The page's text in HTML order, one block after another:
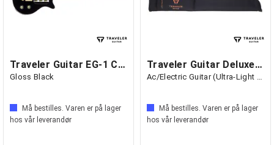
Traveler Guitar EG-1 Custom V2
Gloss Black
Må bestilles. Varen er på lager
hos vår leverandør
Traveler Guitar Deluxe Gig Bag
Ac/Electric Guitar (Ultra-Light Series)
Må bestilles. Varen er på lager
hos vår leverandør